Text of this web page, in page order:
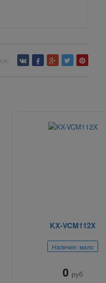
KX-VCM112X
Наличие: мало
0 руб